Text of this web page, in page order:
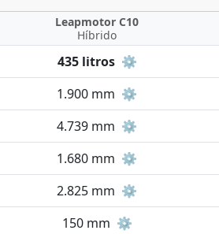
Leapmotor C10
Híbrido
435 litros ⚙️
1.900 mm ⚙️
4.739 mm ⚙️
1.680 mm ⚙️
2.825 mm ⚙️
150 mm ⚙️